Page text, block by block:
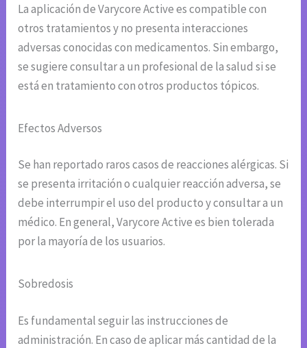
La aplicación de Varycore Active es compatible con
otros tratamientos y no presenta interacciones
adversas conocidas con medicamentos. Sin embargo,
se sugiere consultar a un profesional de la salud si se
está en tratamiento con otros productos tópicos.
Efectos Adversos
Se han reportado raros casos de reacciones alérgicas. Si
se presenta irritación o cualquier reacción adversa, se
debe interrumpir el uso del producto y consultar a un
médico. En general, Varycore Active es bien tolerada
por la mayoría de los usuarios.
Sobredosis
Es fundamental seguir las instrucciones de
administración. En caso de aplicar más cantidad de la